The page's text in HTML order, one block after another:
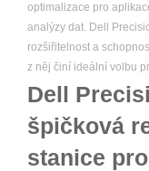
optimalizace pro
analýzy dat. Dell
rozšiřitelnost a
z něj činí ideální volbu
Dell
špičková
stanice